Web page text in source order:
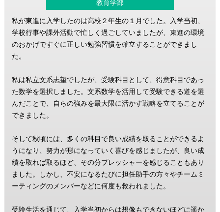
教育学部
私が東進に入学したのは高校２年生の１月でした。入学当初、
学校行事や課外活動で忙しく過ごしていましたが、東進の環境
のおかげですぐに正しい勉強習慣を確立することができまし
た。
私は私立文系志望でしたが、受験科目として、得意科目であっ
た数学を選択しました。文系数学を活用して受験できる道を選
んだことで、自らの強みを最大限に活かす戦略を立てることが
できました。
そして秋頃には、多くの科目で良い成績を取ることができるよ
うになり、努力が形になっていく喜びを感じましたが、良い成
績を取れば取るほど、その分プレッシャーを感じることもあり
ました。しかし、不安になるたびに担任助手の方々やチームミ
ーティングのメンバーなどに何度も救われました。
受験生活を通じて、入学当初からは想像もできないほどに遥か